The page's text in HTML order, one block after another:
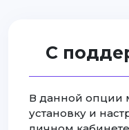
С
В данной опции
установку и